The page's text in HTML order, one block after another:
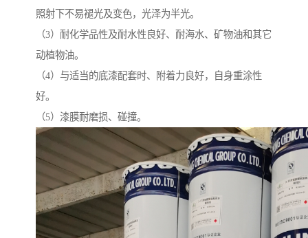
照射下不易褪光及变色，光泽为半光。
（3）耐化学品性及耐水性良好、耐海水、矿物油和其它
动植物油。
（4）与适当的底漆配套时、附着力良好，自身重涂性
好。
（5）漆膜耐磨损、碰撞。